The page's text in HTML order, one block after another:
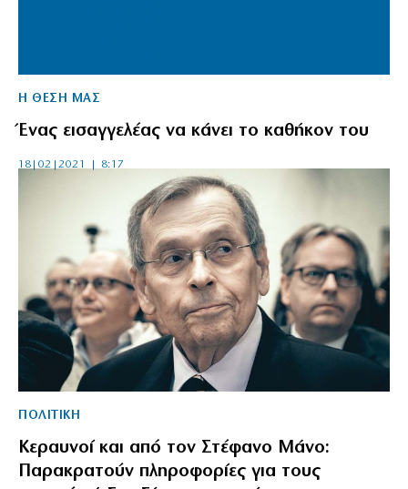
Η ΘΕΣΗ ΜΑΣ
Ένας εισαγγελέας να κάνει το καθήκον του
18|02|2021 | 8:17
ΠΟΛΙΤΙΚΗ
Κεραυνοί και από τον Στέφανο Μάνο:
Παρακρατούν πληροφορίες για τους